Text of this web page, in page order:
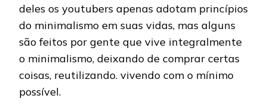
deles os youtubers apenas adotam princípios
do minimalismo em suas vidas, mas alguns
são feitos por gente que vive integralmente
o minimalismo, deixando de comprar certas
coisas, reutilizando. vivendo com o mínimo
possível.